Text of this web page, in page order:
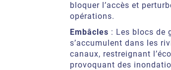
bloquer l’accès et
opérations.
Embâcles : Les blocs de
s’accumulent dans les
canaux, restreignant
provoquant des